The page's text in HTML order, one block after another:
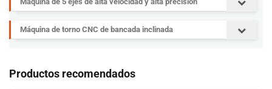
Máquina de torno CNC de bancada inclinada
Productos recomendados